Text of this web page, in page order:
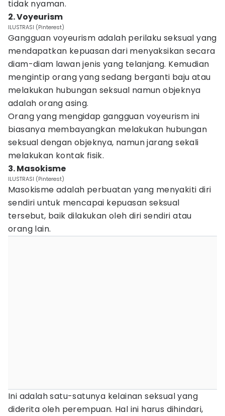
tidak nyaman.
2. Voyeurism
ILUSTRASI (Pinterest)
Gangguan voyeurism adalah perilaku seksual yang
mendapatkan kepuasan dari menyaksikan secara
diam-diam lawan jenis yang telanjang. Kemudian
mengintip orang yang sedang berganti baju atau
melakukan hubungan seksual namun objeknya
adalah orang asing.
Orang yang mengidap gangguan voyeurism ini
biasanya membayangkan melakukan hubungan
seksual dengan objeknya, namun jarang sekali
melakukan kontak fisik.
3. Masokisme
ILUSTRASI (Pinterest)
Masokisme adalah perbuatan yang menyakiti diri
sendiri untuk mencapai kepuasan seksual
tersebut, baik dilakukan oleh diri sendiri atau
orang lain.
Ini adalah satu-satunya kelainan seksual yang
diderita oleh perempuan. Hal ini harus dihindari,